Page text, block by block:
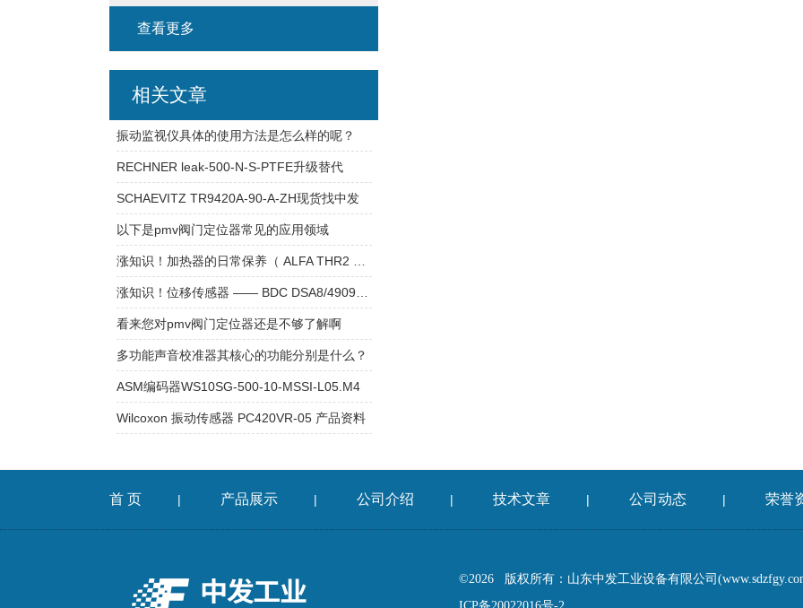
查看更多
相关文章
振动监视仪具体的使用方法是怎么样的呢？
RECHNER leak-500-N-S-PTFE升级替代
SCHAEVITZ TR9420A-90-A-ZH现货找中发
以下是pmv阀门定位器常见的应用领域
看来您对pmv阀门定位器还是不够了解啊
多功能声音校准器其核心的功能分别是什么？
ASM编码器WS10SG-500-10-MSSI-L05.M4
Wilcoxon 振动传感器 PC420VR-05 产品资料
首 页 | 产品展示 | 公司介绍 | 技术文章 | 公司动态 | 荣誉
©2026 版权所有：山东中发工业设备有限公司